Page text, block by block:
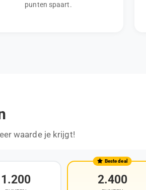
punten spaart.
waarde je krijgt!
1.200
Beste deal
2.400